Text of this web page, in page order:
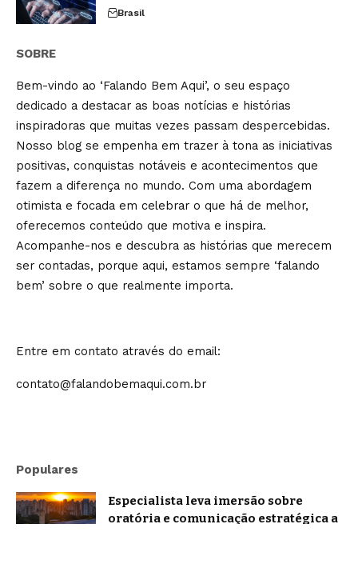
Brasil
SOBRE
Bem-vindo ao ‘Falando Bem Aqui’, o seu espaço
dedicado a destacar as boas notícias e histórias
inspiradoras que muitas vezes passam despercebidas.
Nosso blog se empenha em trazer à tona as iniciativas
positivas, conquistas notáveis e acontecimentos que
fazem a diferença no mundo. Com uma abordagem
otimista e focada em celebrar o que há de melhor,
oferecemos conteúdo que motiva e inspira.
Acompanhe-nos e descubra as histórias que merecem
ser contadas, porque aqui, estamos sempre ‘falando
bem’ sobre o que realmente importa.
Entre em contato através do email:
contato@falandobemaqui.com.br
Populares
Especialista leva imersão sobre
oratória e comunicação estratégica a